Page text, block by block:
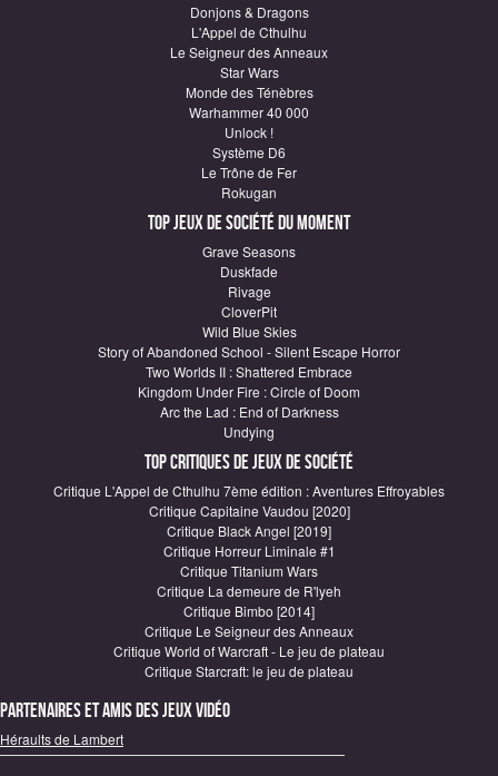
Donjons & Dragons
L'Appel de Cthulhu
Le Seigneur des Anneaux
Star Wars
Monde des Ténèbres
Warhammer 40 000
Unlock !
Système D6
Le Trône de Fer
Rokugan
Top Jeux de société du moment
Grave Seasons
Duskfade
Rivage
CloverPit
Wild Blue Skies
Story of Abandoned School - Silent Escape Horror
Two Worlds II : Shattered Embrace
Kingdom Under Fire : Circle of Doom
Arc the Lad : End of Darkness
Undying
Top critiques de Jeux de société
Critique L'Appel de Cthulhu 7ème édition : Aventures Effroyables
Critique Capitaine Vaudou [2020]
Critique Black Angel [2019]
Critique Horreur Liminale #1
Critique Titanium Wars
Critique La demeure de R'lyeh
Critique Bimbo [2014]
Critique Le Seigneur des Anneaux
Critique World of Warcraft - Le jeu de plateau
Critique Starcraft: le jeu de plateau
Partenaires et amis des jeux vidéo
Héraults de Lambert